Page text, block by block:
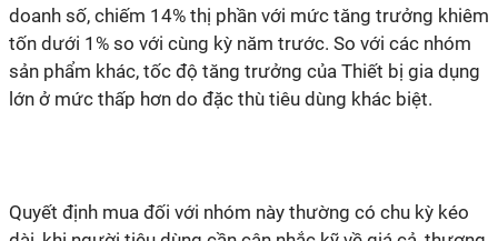
doanh số, chiếm 14% thị phần với mức tăng trưởng khiêm
tốn dưới 1% so với cùng kỳ năm trước. So với các nhóm
sản phẩm khác, tốc độ tăng trưởng của Thiết bị gia dụng
lớn ở mức thấp hơn do đặc thù tiêu dùng khác biệt.
Quyết định mua đối với nhóm này thường có chu kỳ kéo